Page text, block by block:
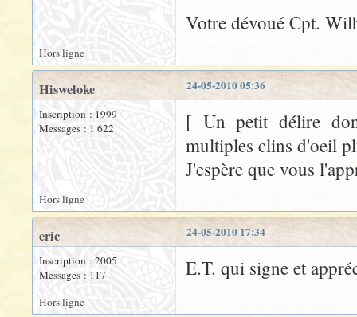
Votre dévoué Cpt.
Hors ligne
24-05-2010 05:36
Hisweloke
Inscription : 1999
Messages : 1 622
[ Un petit délire
multiples clins d'oeil
J'espère que vous
Hors ligne
24-05-2010 17:34
eric
Inscription : 2005
Messages : 117
E.T. qui signe et
Hors ligne